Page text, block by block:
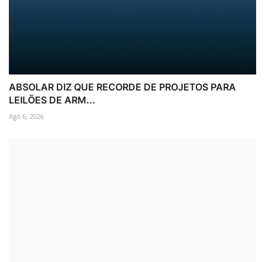
ABSOLAR DIZ QUE RECORDE DE PROJETOS PARA
LEILÕES DE ARM...
Ago 6, 2026